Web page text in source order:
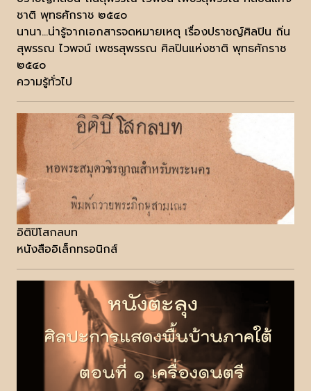
ชาติ พุทธศักราช ๒๕๔๐
นานา...น่ารู้จากเอกสารจดหมายเหตุ เรื่องปราชญ์ศิลปิน ถิ่น
สุพรรณ ไวพจน์ เพชรสุพรรณ ศิลปินแห่งชาติ พุทธศักราช
๒๕๔๐
ความรู้ทั่วไป
อิติปิโสกลบท
หนังสืออิเล็กทรอนิกส์